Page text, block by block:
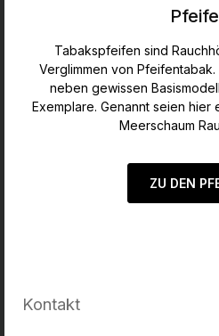
Tabakspfeifen sind
Verglimmen von Pfeifentabak.
neben gewissen
Exemplare. Genannt seien hier
Meerschaum
ZU DEN
Kontakt